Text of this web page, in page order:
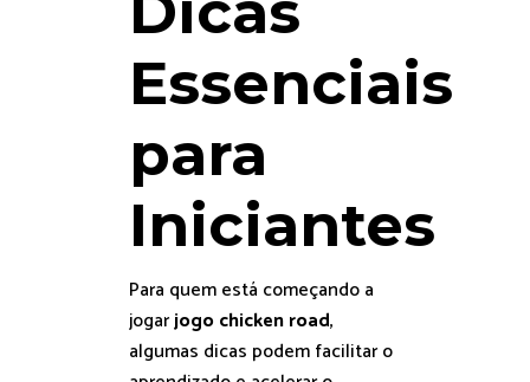
Essenciais
para
Iniciantes
Para quem está começando a
jogarjogo chicken road,
algumas dicas podem facilitar o